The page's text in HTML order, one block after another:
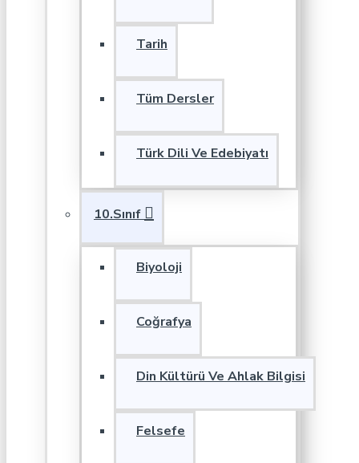
Tarih
Tüm Dersler
Türk Dili Ve Edebiyatı
10.Sınıf
Biyoloji
Coğrafya
Din Kültürü Ve Ahlak Bilgisi
Felsefe